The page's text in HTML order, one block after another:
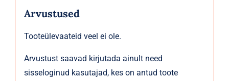
Arvustused
Tooteülevaateid veel ei ole.
Arvustust saavad kirjutada ainult need
sisseloginud kasutajad, kes on antud toote